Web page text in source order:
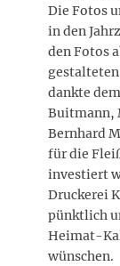
Die Fotos
in den
den Fotos
dankte
Buitmann,
Bernhard
für die
investiert
Druckerei
pünktlich
Heimat-
wünschen.